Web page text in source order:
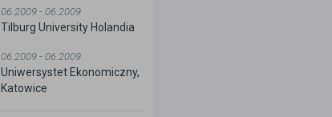
06.2009 - 06.2009
Tilburg University Holandia
06.2009 - 06.2009
Uniwersystet Ekonomiczny,
Katowice